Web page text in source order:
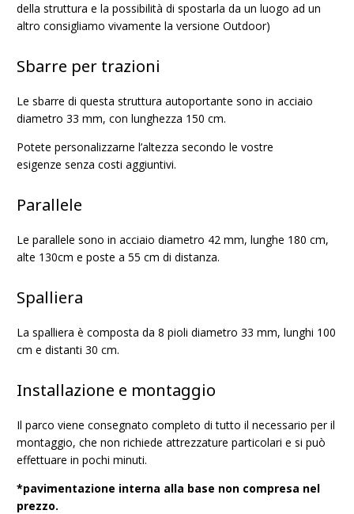
della struttura e la possibilità di spostarla da un luogo ad un
altro consigliamo vivamente la versione Outdoor)
Sbarre per trazioni
Le sbarre di questa struttura autoportante sono in acciaio
diametro 33 mm, con lunghezza 150 cm.
Potete personalizzarne l’altezza secondo le vostre
esigenze senza costi aggiuntivi.
Parallele
Le parallele sono in acciaio diametro 42 mm, lunghe 180 cm,
alte 130cm e poste a 55 cm di distanza.
Spalliera
La spalliera è composta da 8 pioli diametro 33 mm, lunghi 100
cm e distanti 30 cm.
Installazione e montaggio
Il parco viene consegnato completo di tutto il necessario per il
montaggio, che non richiede attrezzature particolari e si può
effettuare in pochi minuti.
*pavimentazione interna alla base non compresa nel
prezzo.